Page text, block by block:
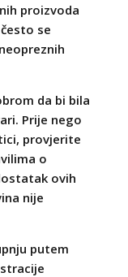
proizvoda
se
da bi bila
Prije nego
provjerite
o
ovih
nije
putem